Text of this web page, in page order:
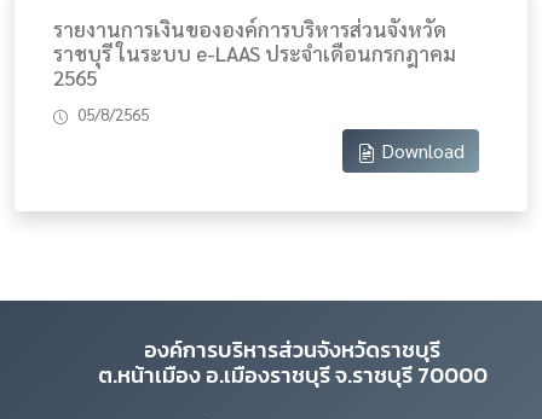
รายงานการเงินขององค์การบริหารส่วนจังหวัด
ราชบุรี ในระบบ e-LAAS ประจำเดือนกรกฎาคม
2565
05/8/2565
Download
องค์การบริหารส่วนจังหวัดราชบุรี
ต.หน้าเมือง อ.เมืองราชบุรี จ.ราชบุรี 70000